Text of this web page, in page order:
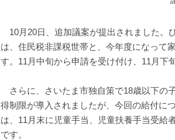
10月20日、追加議案が提出されました。
は、住民税非課税世帯と、今年度になって
す。11月中旬から申請を受け付け、11月下
さらに、さいたま市独自策で18歳以下の
得制限が導入されましたが、今回の給付に
は、11月末に児童手当、児童扶養手当受給
です。